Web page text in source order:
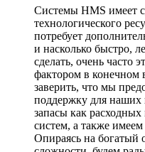
Системы HMS имеет
технологического
потребует
и насколько быстро,
сделать, очень часто
фактором в
заверить, что мы
поддержку для наших
запасы как
систем, а также
Опираясь на богатый